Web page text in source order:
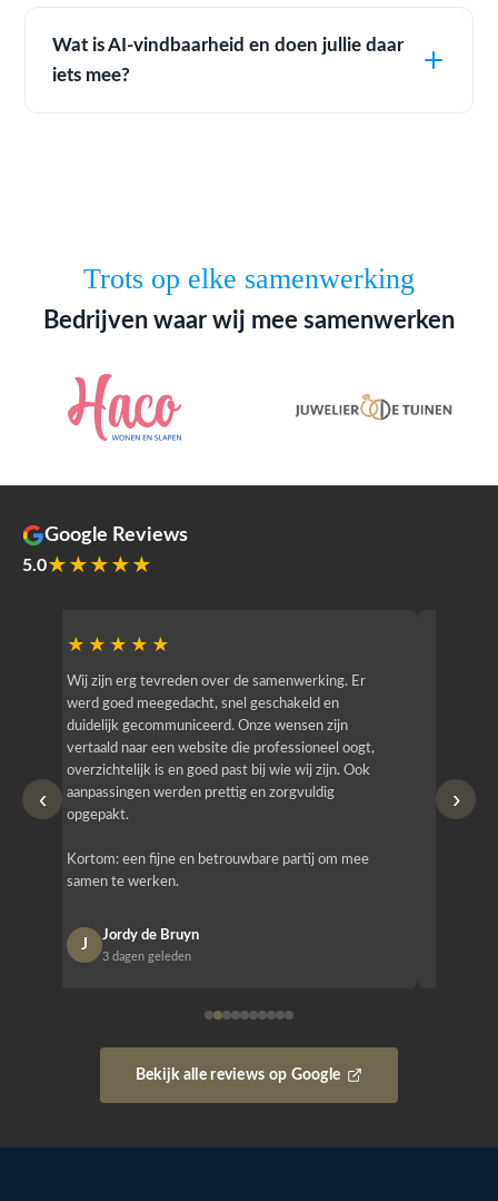
Wat is AI-vindbaarheid en doen jullie daar
iets mee?
Trots op elke samenwerking
Bedrijven waar wij mee samenwerken
Google Reviews
5.0★★★★★
‹
★★★★★
Wij zijn erg tevreden over de samenwerking. Er
werd goed meegedacht, snel geschakeld en
duidelijk gecommuniceerd. Onze wensen zijn
vertaald naar een website die professioneel oogt,
overzichtelijk is en goed past bij wie wij zijn. Ook
aanpassingen werden prettig en zorgvuldig
opgepakt.
Kortom: een fijne en betrouwbare partij om mee
samen te werken.
J
Jordy de Bruyn
3 dagen geleden
›
Bekijk alle reviews op Google